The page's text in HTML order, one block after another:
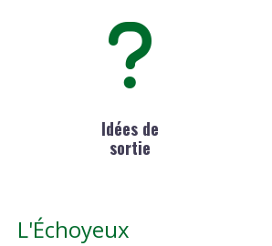
Idées de
sortie
L'Échoyeux